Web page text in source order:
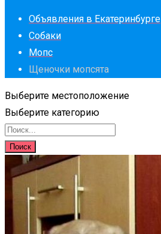
Объявления в Екатеринбурге
Собаки
Мопс
Щеночки мопсята
Выберите местоположение
Выберите категорию
Поиск